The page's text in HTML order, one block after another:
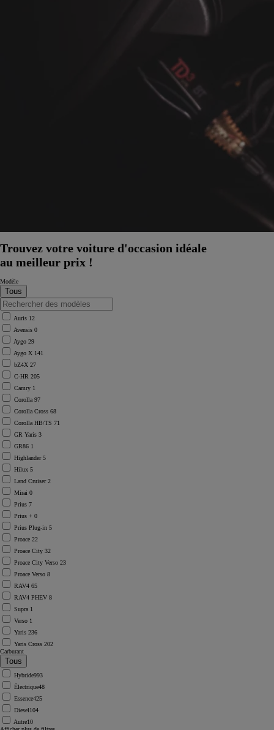
Trouvez votre voiture d'occasion idéale
au meilleur prix !
Modèle
Auris 12
Avensis 0
Aygo 29
Aygo X 141
bZ4X 27
C-HR 205
Camry 1
Corolla 97
Corolla Cross 68
Corolla HB/TS 71
GR Yaris 3
GR86 1
Highlander5
Hilux 5
Land Cruiser2
Mirai 0
Prius 7
Prius + 0
Prius Plug-in 5
Proace 22
Proace City 32
Proace City Verso 23
Proace Verso 8
RAV4 65
RAV4 PHEV 8
Supra 1
Verso 1
Yaris 236
Yaris Cross 202
Carburant
Hybride993
Électrique48
Essence425
Diesel104
Autre10